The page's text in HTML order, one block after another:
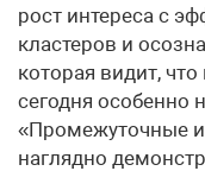
рост интереса с
кластеров и
которая видит,
сегодня особенно
«Промежуточные
наглядно